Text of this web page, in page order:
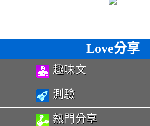
Love分享
趣味文
測驗
熱門分享